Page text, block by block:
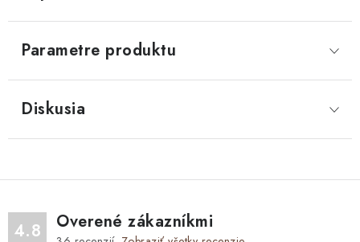
Parametre produktu
Diskusia
4.8 Overené zákazníkmi